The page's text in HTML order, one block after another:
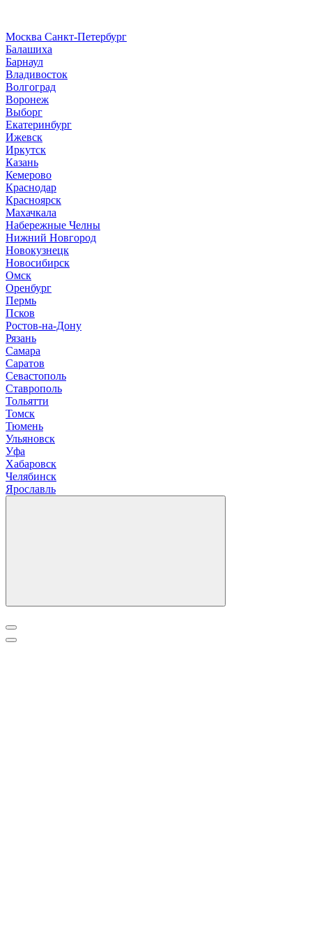
Москва Санкт-Петербург
Балашиха
Барнаул
Владивосток
Волгоград
Воронеж
Выборг
Екатеринбург
Ижевск
Иркутск
Казань
Кемерово
Краснодар
Красноярск
Махачкала
Набережные Челны
Нижний Новгород
Новокузнецк
Новосибирск
Омск
Оренбург
Пермь
Псков
Ростов-на-Дону
Рязань
Самара
Саратов
Севастополь
Ставрополь
Тольятти
Томск
Тюмень
Ульяновск
Уфа
Хабаровск
Челябинск
Ярославль